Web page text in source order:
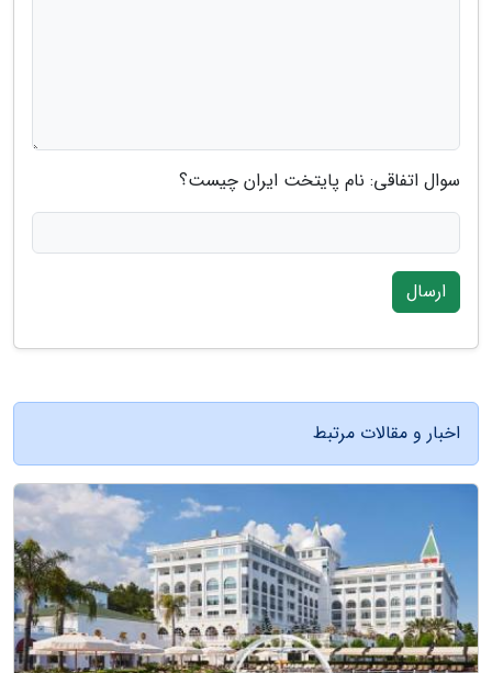
سوال اتفاقی: نام پایتخت ایران چیست؟
ارسال
اخبار و مقالات مرتبط